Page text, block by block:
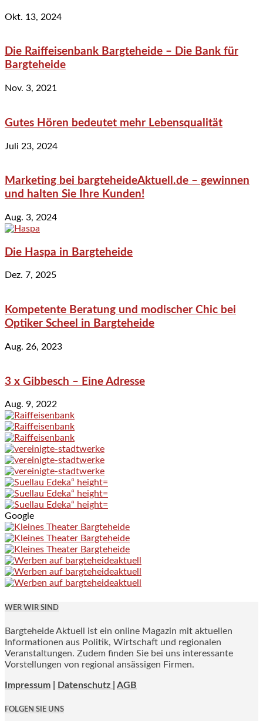
Okt. 13, 2024
Die Raiffeisenbank Bargteheide – Die Bank für
Bargteheide
Nov. 3, 2021
Gutes Hören bedeutet mehr Lebensqualität
Juli 23, 2024
Marketing bei bargteheideAktuell.de – gewinnen
und halten Sie Ihre Kunden!
Aug. 3, 2024
Die Haspa in Bargteheide
Dez. 7, 2025
Kompetente Beratung und modischer Chic bei
Optiker Scheel in Bargteheide
Aug. 26, 2023
3 x Gibbesch – Eine Adresse
Aug. 9, 2022
Google
WER WIR SIND
Bargteheide Aktuell ist ein online Magazin mit aktuellen
Informationen aus Politik, Wirtschaft und regionalen
Veranstaltungen. Zudem finden Sie bei uns interessante
Vorstellungen von regional ansässigen Firmen.
Impressum Datenschutz | AGB
FOLGEN SIE UNS